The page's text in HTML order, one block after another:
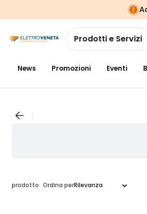
navigazionealla
pagina
Prodotti e Servizi
News Promozioni Eventi
prodotto Ordina per